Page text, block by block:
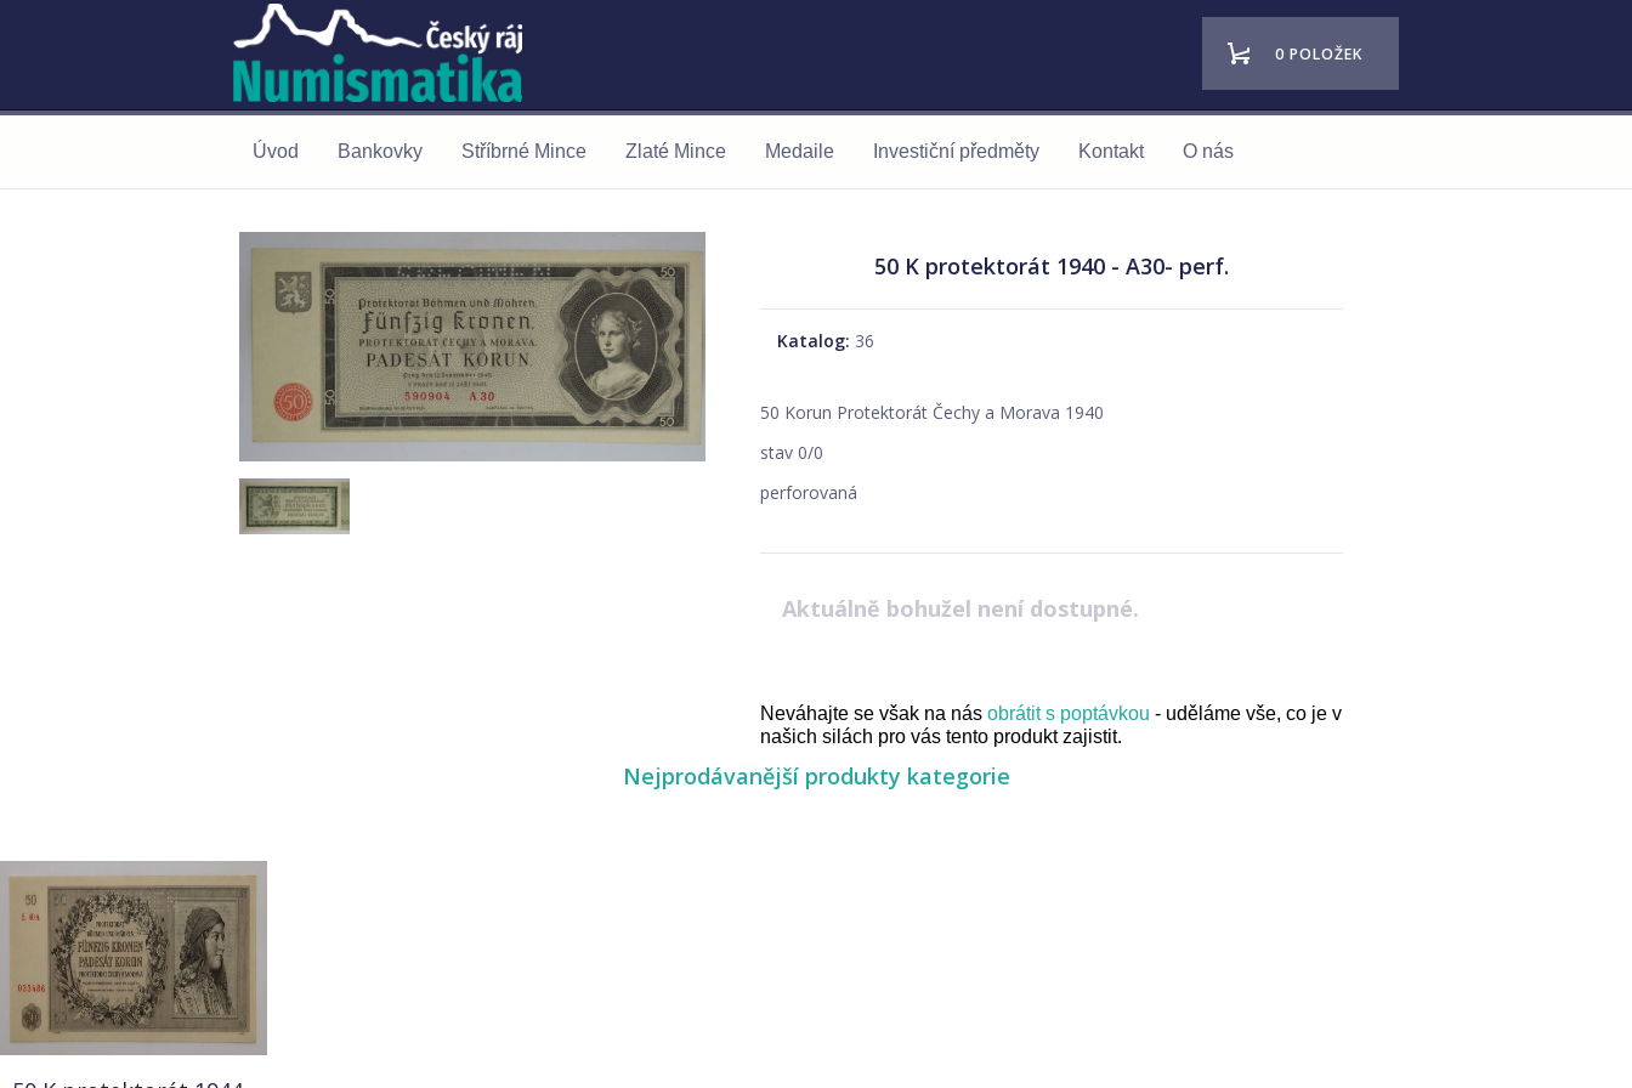
0 POLOŽEK
Úvod Bankovky Stříbrné Mince Zlaté Mince Medaile Investiční předměty Kontakt O nás
50 K protektorát 1940 - A30- perf.
Katalog: 36
50 Korun Protektorát Čechy a Morava 1940
stav 0/0
perforovaná
Aktuálně bohužel není dostupné.
Neváhajte se však na nás obrátit s poptávkou - uděláme vše, co je v
našich silách pro vás tento produkt zajistit.
Nejprodávanější produkty kategorie